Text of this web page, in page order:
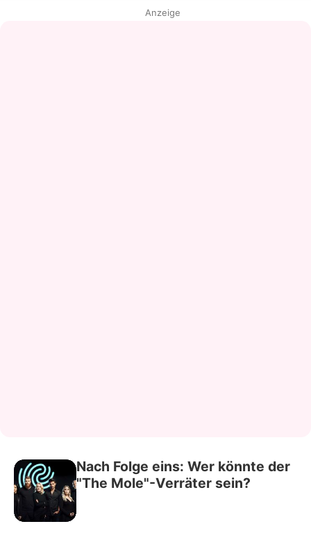
Anzeige
Nach Folge eins: Wer könnte der
"The Mole"-Verräter sein?